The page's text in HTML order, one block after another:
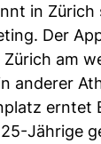
in Zürich
Der
am
anderer
erntet
Jährige